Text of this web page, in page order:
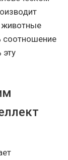
животные
соотношение
эту